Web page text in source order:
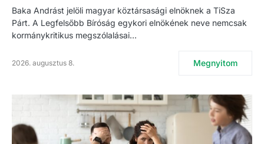
Baka Andrást jelöli magyar köztársasági elnöknek a TiSza
Párt. A Legfelsőbb Bíróság egykori elnökének neve nemcsak
kormánykritikus megszólalásai…
2026. augusztus 8. Megnyitom